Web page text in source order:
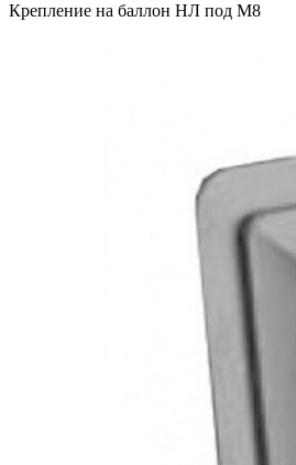
Крепление на баллон НЛ под М8